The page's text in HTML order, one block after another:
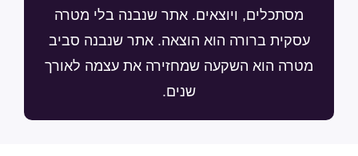
מסתכלים, ויוצאים. אתר שנבנה בלי מטרה
עסקית ברורה הוא הוצאה. אתר שנבנה סביב
מטרה הוא השקעה שמחזירה את עצמה לאורך
שנים.